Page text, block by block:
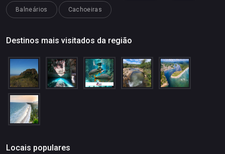
Balneários Cachoeiras
Destinos mais visitados da região
Locais populares